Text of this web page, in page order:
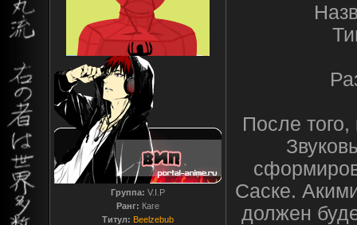
Группа: V.I.P
Ранг: Каге
Титул: Beelzebub
После
Саске.
должен